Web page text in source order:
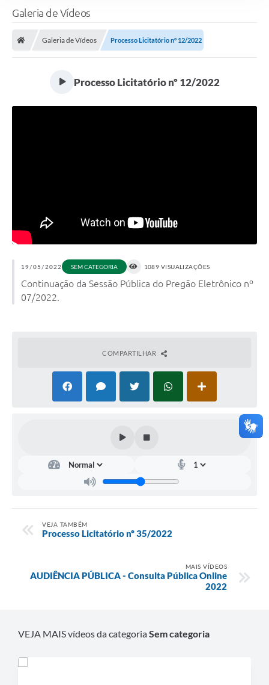
Galeria de Vídeos
Galeria de Vídeos Processo Licitatório nº 12/2022
Processo Licitatório nº 12/2022
19/05/2022 SEM CATEGORIA 1089 VISUALIZAÇÕES
Continuação da Sessão Pública do Pregão Eletrônico nº
07/2022.
COMPARTILHAR
VEJA TAMBÉM
Processo Licitatório nº 35/2022
MAIS VÍDEOS
AUDIÊNCIA PÚBLICA - Consulta Pública Online
2022
VEJA MAIS vídeos da categoriaSem categoria